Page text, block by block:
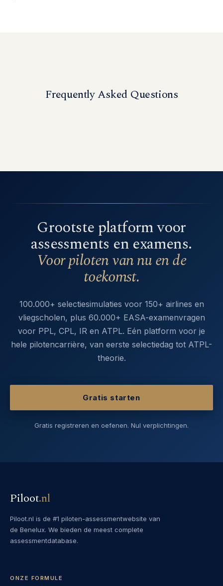
Frequently Asked Questions
Grootste platform voor
assessments en examens.
Voor piloten van nu en de
toekomst.
100.000+ selectiesimulaties voor 150+ airlines en
vliegscholen, plus 60.000+ EASA-examenvragen
voor PPL, CPL, IR en ATPL. Eén platform voor je
hele pilotencarrière, van eerste selectiedag tot ATPL-
theorie.
Gratis starten
Gratis registreren en oefenen. Nul verplichtingen.
Piloot.nl
Piloot.nl is de #1 piloten-assessmentwebsite van
de Benelux. We bieden de meest complete
assessmentdatabase.
ONZE FORMULE